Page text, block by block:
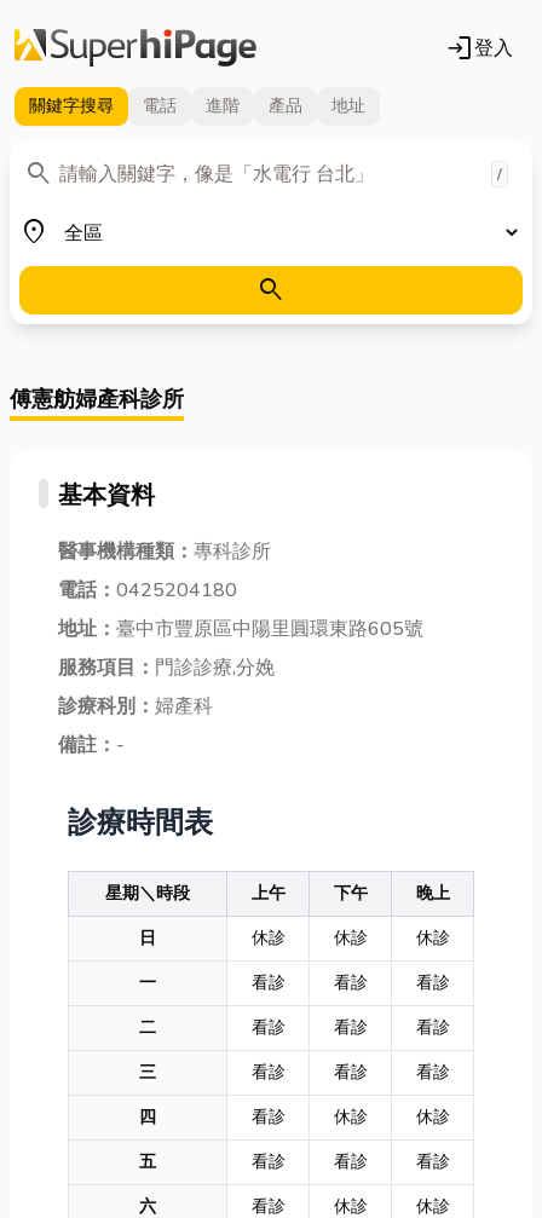
login登入
關鍵字搜尋 電話 進階 產品 地址
search
關鍵字 /
place
地區
search
傅憲舫婦產科診所
基本資料
醫事機構種類： 專科診所
電話： 0425204180
地址： 臺中市豐原區中陽里圓環東路605號
服務項目： 門診診療,分娩
診療科別： 婦產科
備註： -
診療時間表
星期＼時段 上午 下午
晚上
日
休診 休診
休診
一
看診 看診
看診
二
看診 看診
看診
三
看診 看診
看診
四
看診 休診
休診
五
看診 看診
看診
六
看診 休診 休診